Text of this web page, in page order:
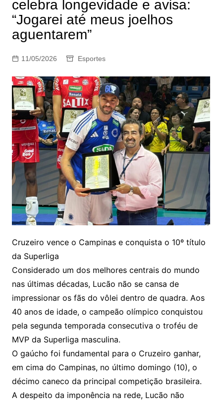
celebra longevidade e avisa:
“Jogarei até meus joelhos
aguentarem”
11/05/2026 Esportes
Cruzeiro vence o Campinas e conquista o 10º título
da Superliga
Considerado um dos melhores centrais do mundo
nas últimas décadas, Lucão não se cansa de
impressionar os fãs do vôlei dentro de quadra. Aos
40 anos de idade, o campeão olímpico conquistou
pela segunda temporada consecutiva o troféu de
MVP da Superliga masculina.
O gaúcho foi fundamental para o Cruzeiro ganhar,
em cima do Campinas, no último domingo (10), o
décimo caneco da principal competição brasileira.
A despeito da imponência na rede, Lucão não